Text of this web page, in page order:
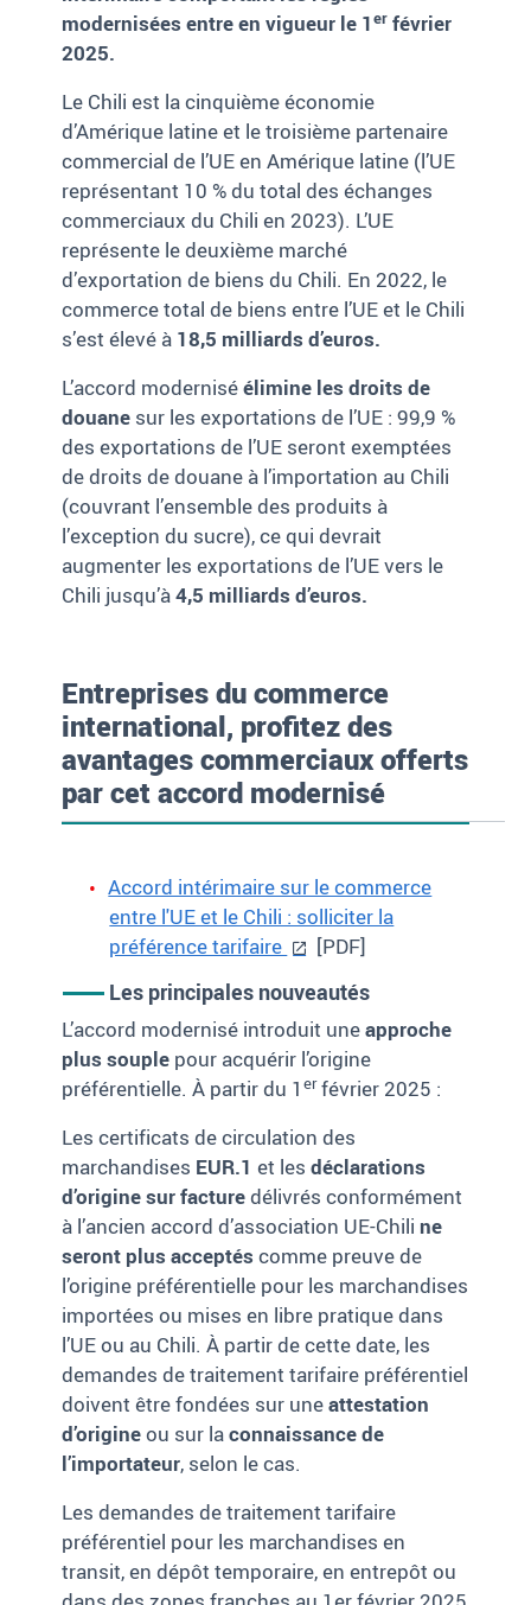
modernisées entre en vigueur le 1er février
2025.
Le Chili est la cinquième économie
d’Amérique latine et le troisième partenaire
commercial de l’UE en Amérique latine (l’UE
représentant 10 % du total des échanges
commerciaux du Chili en 2023). L’UE
représente le deuxième marché
d’exportation de biens du Chili. En 2022, le
commerce total de biens entre l’UE et le Chili
s’est élevé à 18,5 milliards d’euros.
L’accord moderniséélimine les droits de
douane sur les exportations de l’UE : 99,9 %
des exportations de l’UE seront exemptées
de droits de douane à l’importation au Chili
(couvrant l’ensemble des produits à
l’exception du sucre), ce qui devrait
augmenter les exportations de l’UE vers le
Chili jusqu’à4,5 milliards d’euros.
Entreprises du commerce
international, profitez des
avantages commerciaux offerts
par cet accord modernisé
Accord intérimaire sur le commerce
entre l'UE et le Chili : solliciter la
préférence tarifaire
[PDF]
Les principales nouveautés
L’accord modernisé introduit uneapproche
plus souple pour acquérir l’origine
préférentielle. À partir du 1erfévrier 2025 :
Les certificats de circulation des
marchandises EUR.1 et lesdéclarations
d’origine sur facturedélivrés conformément
à l’ancien accord d’association UE-Chili ne
seront plus acceptés comme preuve de
l’origine préférentielle pour les marchandises
importées ou mises en libre pratique dans
l’UE ou au Chili. À partir de cette date, les
demandes de traitement tarifaire préférentiel
doivent être fondées sur uneattestation
d’origineou sur laconnaissance de
l’importateur, selon le cas.
Les demandes de traitement tarifaire
préférentiel pour les marchandises en
transit, en dépôt temporaire, en entrepôt ou